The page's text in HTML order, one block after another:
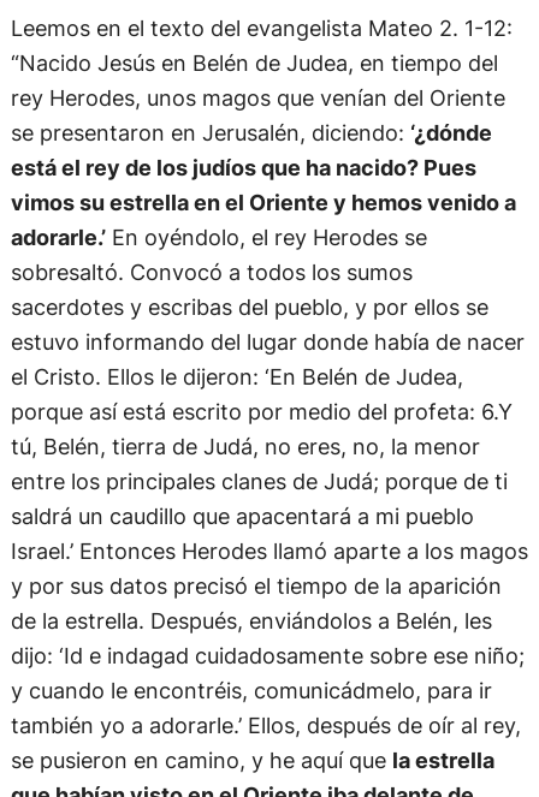
Leemos en el texto del evangelista Mateo 2. 1-12:
“Nacido Jesús en Belén de Judea, en tiempo del
rey Herodes, unos magos que venían del Oriente
se presentaron en Jerusalén, diciendo: ‘¿dónde
está el rey de los judíos que ha nacido? Pues
vimos su estrella en el Oriente y hemos venido a
adorarle.’En oyéndolo, el rey Herodes se
sobresaltó. Convocó a todos los sumos
sacerdotes y escribas del pueblo, y por ellos se
estuvo informando del lugar donde había de nacer
el Cristo. Ellos le dijeron: ‘En Belén de Judea,
porque así está escrito por medio del profeta: 6.Y
tú, Belén, tierra de Judá, no eres, no, la menor
entre los principales clanes de Judá; porque de ti
saldrá un caudillo que apacentará a mi pueblo
Israel.’ Entonces Herodes llamó aparte a los magos
y por sus datos precisó el tiempo de la aparición
de la estrella. Después, enviándolos a Belén, les
dijo: ‘Id e indagad cuidadosamente sobre ese niño;
y cuando le encontréis, comunicádmelo, para ir
también yo a adorarle.’ Ellos, después de oír al rey,
se pusieron en camino, y he aquí que la estrella